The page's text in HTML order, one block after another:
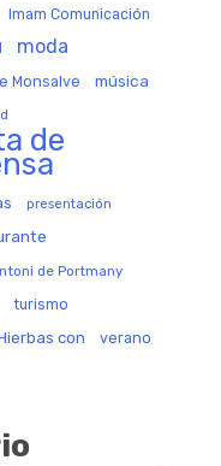
Imam Comunicación
moda
Monsalve música
de
presentación
de Portmany
turismo
con verano